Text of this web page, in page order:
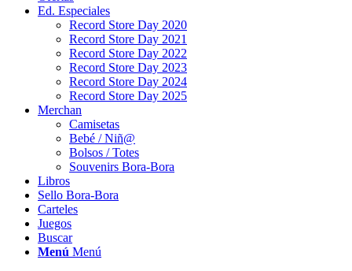
Ed. Especiales
Record Store Day 2020
Record Store Day 2021
Record Store Day 2022
Record Store Day 2023
Record Store Day 2024
Record Store Day 2025
Merchan
Camisetas
Bebé / Niñ@
Bolsos / Totes
Souvenirs Bora-Bora
Libros
Sello Bora-Bora
Carteles
Juegos
Buscar
Menú Menú